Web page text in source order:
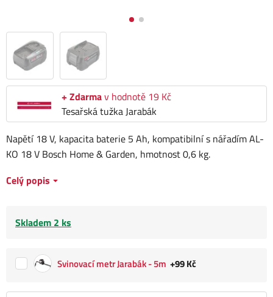
+ Zdarmav hodnotě 19 Kč
Tesařská tužka Jarabák
Napětí 18 V, kapacita baterie 5 Ah, kompatibilní s nářadím AL-
KO 18 V Bosch Home & Garden, hmotnost 0,6 kg.
Celý popis
Skladem 2 ks
Svinovací metr Jarabák - 5m +99 Kč